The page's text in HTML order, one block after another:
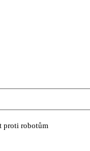
proti robotům